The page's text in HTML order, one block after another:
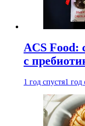
ACS Food:
с
1 год спустя1 год